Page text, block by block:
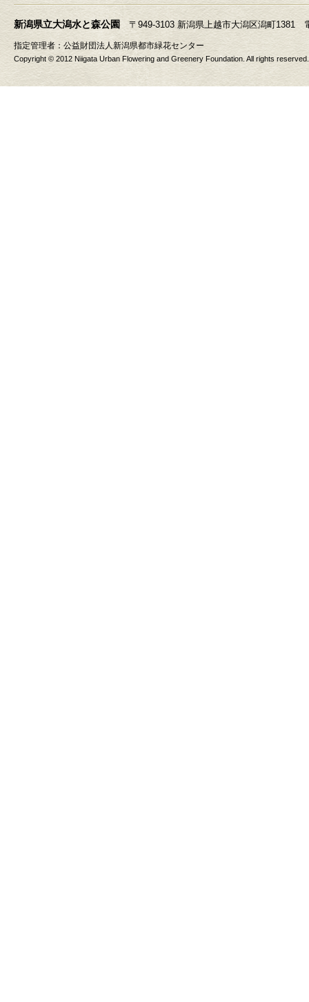
新潟県立大潟水と森公園〒949-3103 新潟県上越市大潟区潟町1381
指定管理者： 公益財団法人新潟県都市緑花センター
Copyright © 2012 Niigata Urban Flowering and Greenery Foundation. All rights reserved.